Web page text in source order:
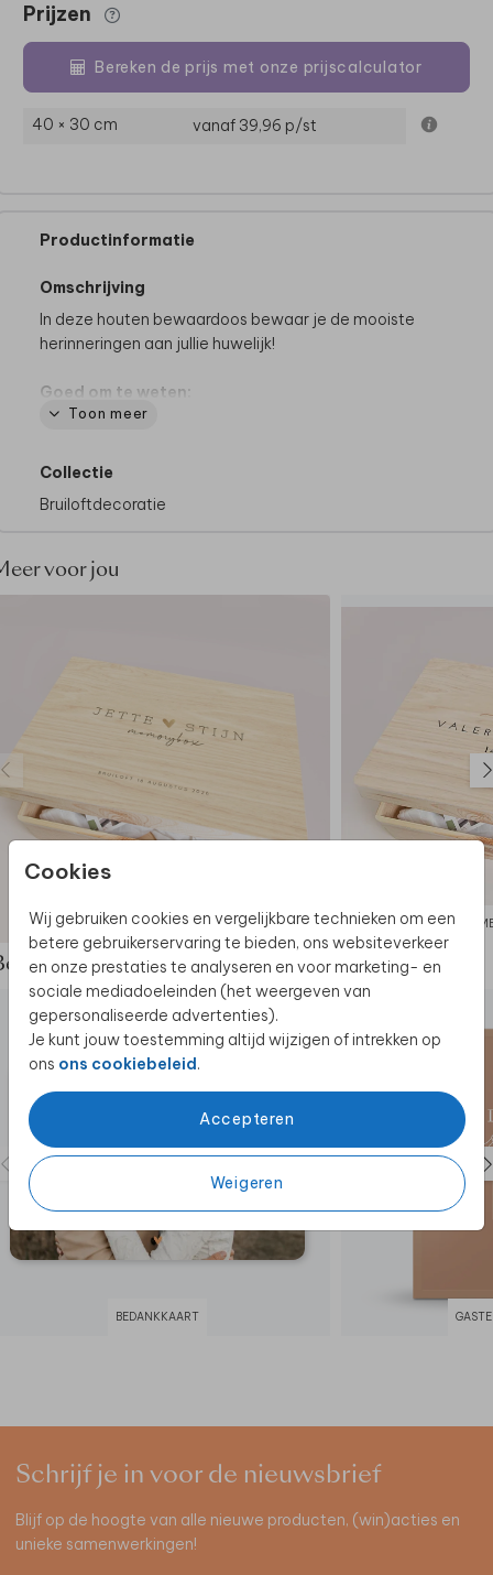
Cookies
Wij gebruiken cookies en vergelijkbare technieken om een
betere gebruikerservaring te bieden, ons websiteverkeer
en onze prestaties te analyseren en voor marketing- en
sociale mediadoeleinden (het weergeven van
gepersonaliseerde advertenties).
Je kunt jouw toestemming altijd wijzigen of intrekken op
ons ons cookiebeleid.
Accepteren
Weigeren
Prijzen
Bereken de prijs met onze prijscalculator
40 × 30 cm vanaf 39,96 p/st
Productinformatie
Omschrijving
In deze houten bewaardoos bewaar je de mooiste
herinneringen aan jullie huwelijk!
Goed om te weten:
• Voor het mooiste eindresultaat adviseren we om
• Hout is een natuurlijk product, dus iedere memory
• De memory box wordt op een andere manier
nét wat anders uitpakken.
Toon meer
Collectie
Bruiloftdecoratie
voor jou
MEMORYBOX
de complete set
BEDANKKAART
Schrijf je in voor de nieuwsbrief
Blijf op de hoogte van alle nieuwe producten, (win)acties en
unieke samenwerkingen!